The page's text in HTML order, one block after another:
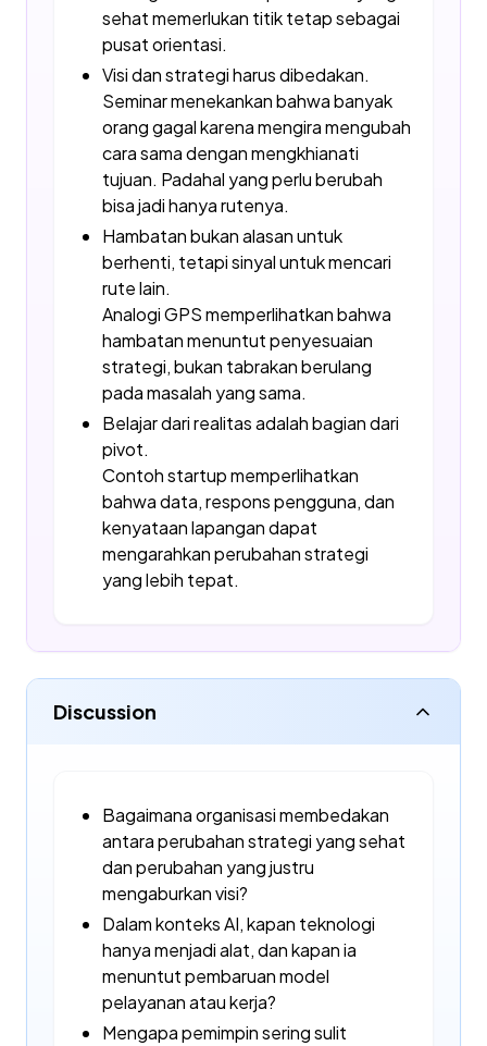
sehat memerlukan titik tetap sebagai
pusat orientasi.
Visi dan strategi harus dibedakan.
Seminar menekankan bahwa banyak
orang gagal karena mengira mengubah
cara sama dengan mengkhianati
tujuan. Padahal yang perlu berubah
bisa jadi hanya rutenya.
Hambatan bukan alasan untuk
berhenti, tetapi sinyal untuk mencari
rute lain.
Analogi GPS memperlihatkan bahwa
hambatan menuntut penyesuaian
strategi, bukan tabrakan berulang
pada masalah yang sama.
Belajar dari realitas adalah bagian dari
pivot.
Contoh startup memperlihatkan
bahwa data, respons pengguna, dan
kenyataan lapangan dapat
mengarahkan perubahan strategi
yang lebih tepat.
Discussion
Bagaimana organisasi membedakan
antara perubahan strategi yang sehat
dan perubahan yang justru
mengaburkan visi?
Dalam konteks AI, kapan teknologi
hanya menjadi alat, dan kapan ia
menuntut pembaruan model
pelayanan atau kerja?
Mengapa pemimpin sering sulit